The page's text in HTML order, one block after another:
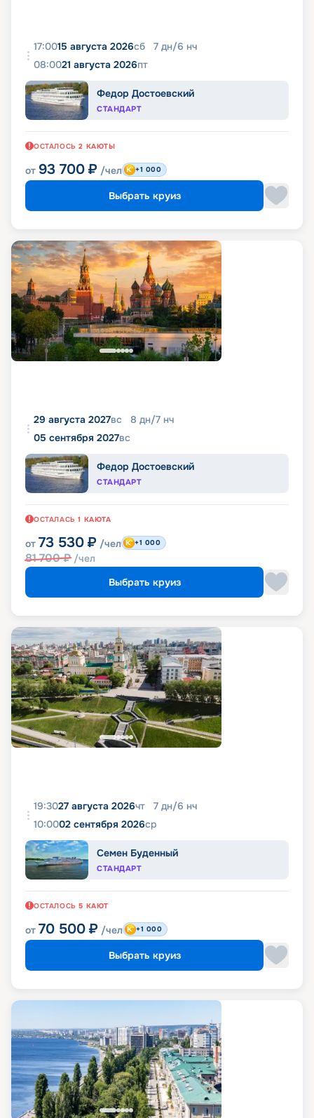
17:0015 августа 2026сб 7 дн/6 нч
08:0021 августа 2026пт
Федор Достоевский
СТАНДАРТ
ОСТАЛОСЬ 2 КАЮТЫ
от 93 700 ₽ /чел +1 000
Выбрать круиз
29 августа 2027вс 8 дн/7 нч
05 сентября 2027вс
Федор Достоевский
СТАНДАРТ
ОСТАЛАСЬ 1 КАЮТА
от 73 530 ₽ /чел
81 700₽ /чел
+1 000
Выбрать круиз
19:3027 августа 2026чт 7 дн/6 нч
10:0002 сентября 2026ср
Семен Буденный
СТАНДАРТ
ОСТАЛОСЬ 5 КАЮТ
от 70 500 ₽ /чел +1 000
Выбрать круиз